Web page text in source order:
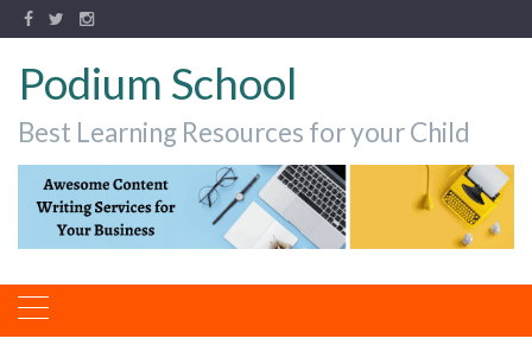
Podium School
Best Learning Resources for your Child